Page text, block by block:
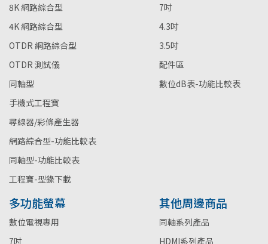
8K 網路綜合型
4K 網路綜合型
OTDR 網路綜合型
OTDR 測試儀
同軸型
手機式工程寶
尋線器/彩條產生器
網路綜合型-功能比較表
同軸型-功能比較表
工程寶-型錄下載
7吋
4.3吋
3.5吋
配件區
數位dB表-功能比較表
多功能螢幕
數位電視專用
7吋
其他周邊商品
同軸系列產品
HDMI系列產品